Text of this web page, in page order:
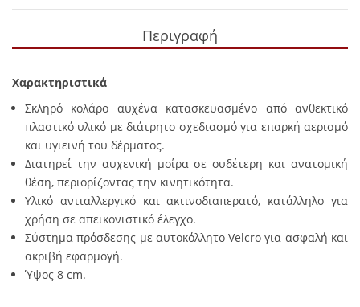
Περιγραφή
Χαρακτηριστικά
Σκληρό κολάρο αυχένα κατασκευασμένο από ανθεκτικό
πλαστικό υλικό με διάτρητο σχεδιασμό για επαρκή αερισμό
και υγιεινή του δέρματος.
Διατηρεί την αυχενική μοίρα σε ουδέτερη και ανατομική
θέση, περιορίζοντας την κινητικότητα.
Υλικό αντιαλλεργικό και ακτινοδιαπερατό, κατάλληλο για
χρήση σε απεικονιστικό έλεγχο.
Σύστημα πρόσδεσης με αυτοκόλλητο Velcro για ασφαλή και
ακριβή εφαρμογή.
Ύψος 8 cm.